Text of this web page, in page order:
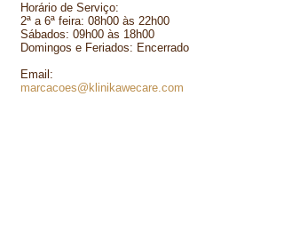
Horário de Serviço:
2ª a 6ª feira: 08h00 às 22h00
Sábados: 09h00 às 18h00
Domingos e Feriados: Encerrado
Email:
marcacoes@klinikawecare.com